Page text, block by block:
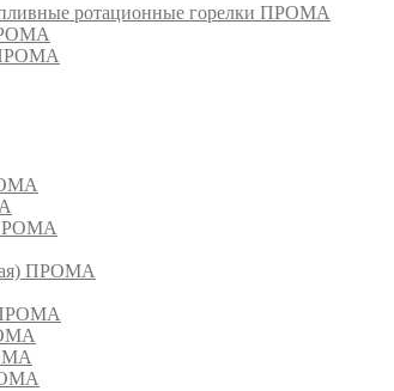
ротационные горелки ПРОМА
ПРОМА
ПРОМА
ПРОМА
ПРОМА